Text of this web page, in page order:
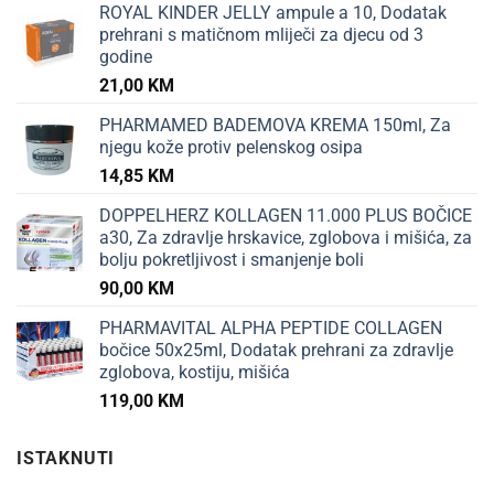
ROYAL KINDER JELLY ampule a 10, Dodatak
prehrani s matičnom mliječi za djecu od 3
godine
21,00 KM
PHARMAMED BADEMOVA KREMA 150ml, Za
njegu kože protiv pelenskog osipa
14,85 KM
DOPPELHERZ KOLLAGEN 11.000 PLUS BOČICE
a30, Za zdravlje hrskavice, zglobova i mišića, za
bolju pokretljivost i smanjenje boli
90,00 KM
PHARMAVITAL ALPHA PEPTIDE COLLAGEN
bočice 50x25ml, Dodatak prehrani za zdravlje
zglobova, kostiju, mišića
119,00 KM
ISTAKNUTI